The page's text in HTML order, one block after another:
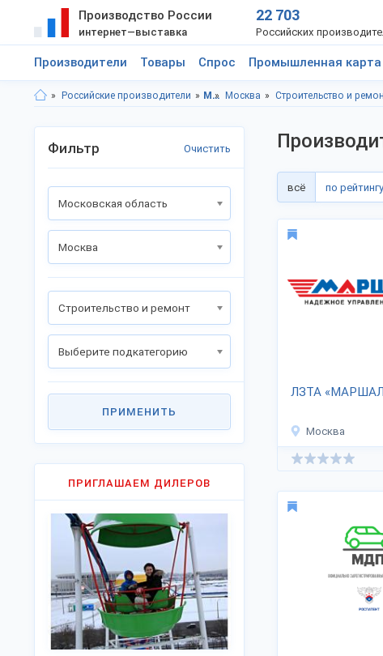
Производство России
интернет—выставка
22 703
Российских
Производители Товары Спрос Промышленная карта
Российские производители Московская область Москва Строительство и
всё по
ЛЗТА
Москва
Фильтр Очистить
Московская область
Москва
Строительство и ремонт
Выберите подкатегорию
ПРИМЕНИТЬ
ПРИГЛАШАЕМ ДИЛЕРОВ